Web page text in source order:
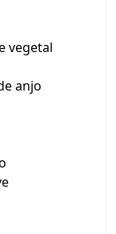
vegetal
anjo